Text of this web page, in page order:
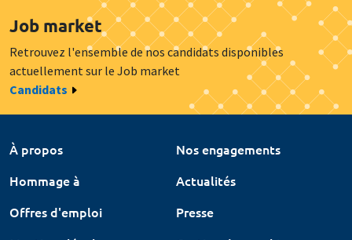
Job market
Retrouvez l'ensemble de nos candidats disponibles
actuellement sur le Job market
Candidats
À propos
Nos engagements
Hommage à
Actualités
Offres d'emploi
Presse